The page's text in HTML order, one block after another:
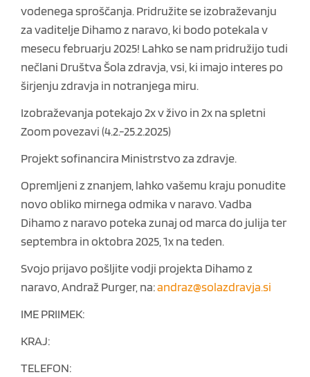
vodenega sproščanja. Pridružite se izobraževanju
za vaditelje Dihamo z naravo, ki bodo potekala v
mesecu februarju 2025! Lahko se nam pridružijo tudi
nečlani Društva Šola zdravja, vsi, ki imajo interes po
širjenju zdravja in notranjega miru.
Izobraževanja potekajo 2x v živo in 2x na spletni
Zoom povezavi (4.2.-25.2.2025)
Projekt sofinancira Ministrstvo za zdravje.
Opremljeni z znanjem, lahko vašemu kraju ponudite
novo obliko mirnega odmika v naravo. Vadba
Dihamo z naravo poteka zunaj od marca do julija ter
septembra in oktobra 2025, 1x na teden.
Svojo prijavo pošljite vodji projekta Dihamo z
naravo, Andraž Purger, na:andraz@solazdravja.si
IME PRIIMEK:
KRAJ:
TELEFON: